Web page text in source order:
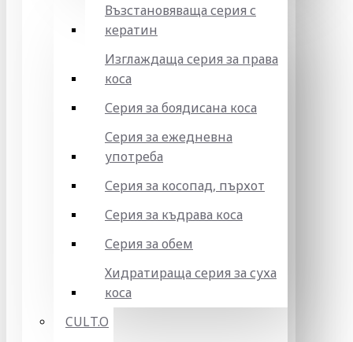
Възстановяваща серия с
кератин
Изглаждаща серия за права
коса
Серия за боядисана коса
Серия за ежедневна
употреба
Серия за косопад, пърхот
Серия за къдрава коса
Серия за обем
Хидратираща серия за суха
коса
CULT.O